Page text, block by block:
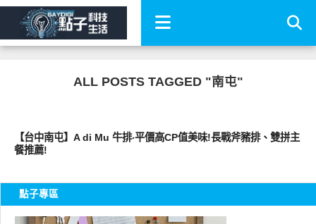
ALL POSTS TAGGED "南屯"
【台中南屯】A di Mu 牛排‧平價高CP值美味!長戰斧豬排、雙拼主
餐推薦!
點子專區